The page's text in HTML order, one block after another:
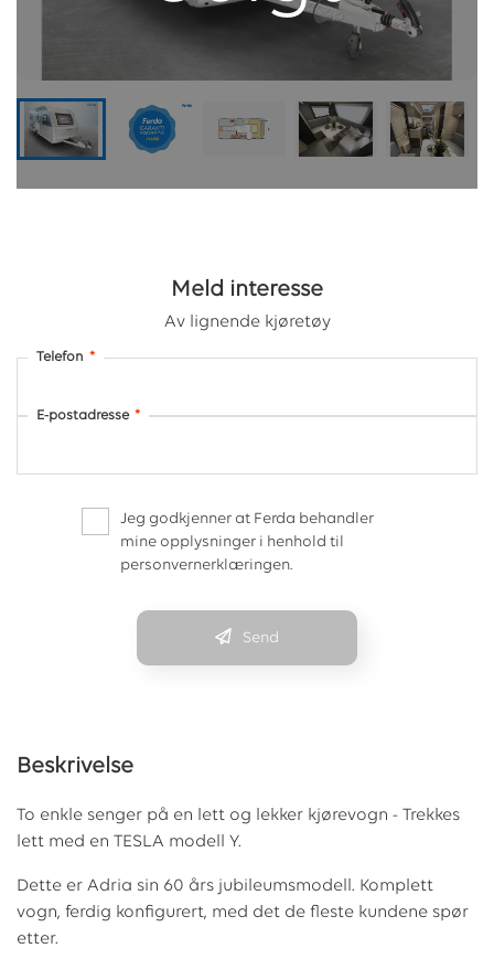
Meld interesse
Av lignende kjøretøy
Telefon *
E-postadresse *
Jeg godkjenner at Ferda behandler
mine opplysninger i henhold til
personvernerklæringen.
Send
Beskrivelse
To enkle senger på en lett og lekker kjørevogn - Trekkes
lett med en TESLA modell Y.
Dette er Adria sin 60 års jubileumsmodell. Komplett
vogn, ferdig konfigurert, med det de fleste kundene spør
etter.